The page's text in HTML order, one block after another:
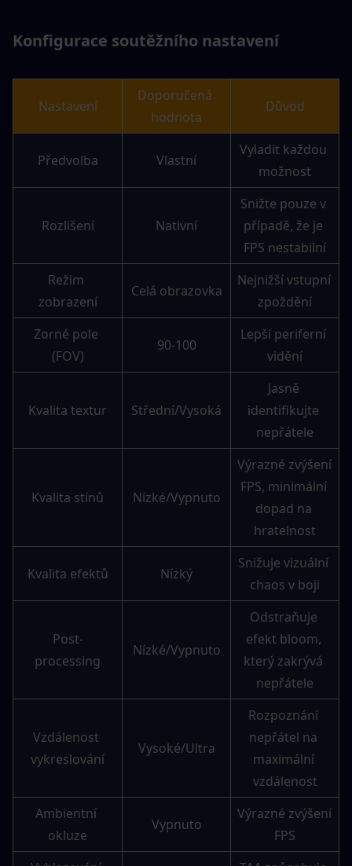
Konfigurace soutěžního nastavení
Nastavení
Doporučená
hodnota
Důvod
Předvolba Vlastní
Vyladit každou
možnost
Rozlišení Nativní
Snižte pouze v
případě, že je
FPS nestabilní
Režim
zobrazení
Celá obrazovka
Nejnižší vstupní
zpoždění
Zorné pole
(FOV)
90-100
Lepší periferní
vidění
Kvalita textur Střední/Vysoká
Jasně
identifikujte
nepřátele
Kvalita stínů Nízké/Vypnuto
Výrazné zvýšení
FPS, minimální
dopad na
hratelnost
Kvalita efektů Nízký
Snižuje vizuální
chaos v boji
Post-
processing
Nízké/Vypnuto
Odstraňuje
efekt bloom,
který zakrývá
nepřátele
Vzdálenost
vykreslování
Vysoké/Ultra
Rozpoznání
nepřátel na
maximální
vzdálenost
Ambientní
okluze
Vypnuto
Výrazné zvýšení
FPS